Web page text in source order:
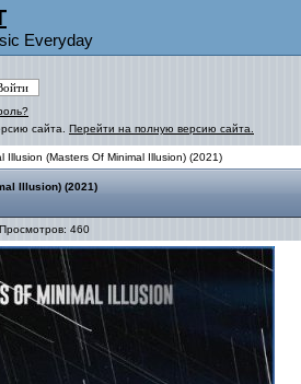
Everyday
сайта. Перейти на полную версию сайта.
Illusion (Masters Of Minimal Illusion) (2021)
Illusion) (2021)
460